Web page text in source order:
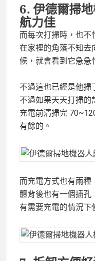
6. 伊德爾掃
航力佳
而每次打掃時，也不
在家裡的角落不知去
候，就會看到它急急
不過這也已經是他掃
不過如果天天打掃的
充電前清掃完
有餘的。
而充電方式也有兩種
體背後也有一個插孔
有需要充電的情況下